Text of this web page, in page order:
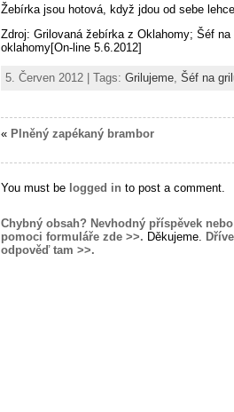
Žebírka jsou hotová, když jdou od sebe
Zdroj: Grilovaná žebírka z Oklahomy; Šéf
oklahomy[On-line 5.6.2012]
5. Červen 2012 | Tags: Grilujeme Šéf na
« Plněný zapékaný brambor
You must be logged in to post a comment.
Chybný obsah? Nevhodný příspěvek
pomoci formuláře zde >>. Děkujeme.
odpověď tam >>.